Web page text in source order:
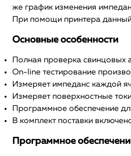
же график изменения
При помощи принтера
Основные особенности
Полная проверка свинцовых
On-line тестирование
Измеряет импеданс каждой
Измеряет поверхностные
Программное обеспечение
В комплект поставки
Программное